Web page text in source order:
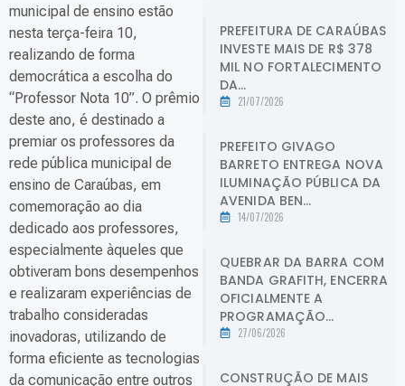
municipal de ensino estão
nesta terça-feira 10,
realizando de forma
democrática a escolha do
“Professor Nota 10”. O prêmio
deste ano, é destinado a
premiar os professores da
rede pública municipal de
ensino de Caraúbas, em
comemoração ao dia
dedicado aos professores,
especialmente àqueles que
obtiveram bons desempenhos
e realizaram experiências de
trabalho consideradas
inovadoras, utilizando de
forma eficiente as tecnologias
da comunicação entre outros
PREFEITURA DE CARAÚBAS
INVESTE MAIS DE R$ 378
MIL NO FORTALECIMENTO
DA...
21/07/2026
PREFEITO GIVAGO
BARRETO ENTREGA NOVA
ILUMINAÇÃO PÚBLICA DA
AVENIDA BEN...
14/07/2026
QUEBRAR DA BARRA COM
BANDA GRAFITH, ENCERRA
OFICIALMENTE A
PROGRAMAÇÃO...
27/06/2026
CONSTRUÇÃO DE MAIS